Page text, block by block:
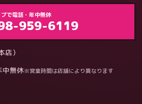
で電話・年中無休
959-6119
）
無休※営業時間は店舗により異なります